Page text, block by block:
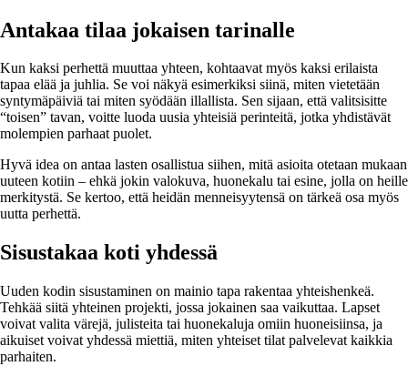
Antakaa tilaa jokaisen tarinalle
Kun kaksi perhettä muuttaa yhteen, kohtaavat myös kaksi erilaista
tapaa elää ja juhlia. Se voi näkyä esimerkiksi siinä, miten vietetään
syntymäpäiviä tai miten syödään illallista. Sen sijaan, että valitsisitte
“toisen” tavan, voitte luoda uusia yhteisiä perinteitä, jotka yhdistävät
molempien parhaat puolet.
Hyvä idea on antaa lasten osallistua siihen, mitä asioita otetaan mukaan
uuteen kotiin – ehkä jokin valokuva, huonekalu tai esine, jolla on heille
merkitystä. Se kertoo, että heidän menneisyytensä on tärkeä osa myös
uutta perhettä.
Sisustakaa koti yhdessä
Uuden kodin sisustaminen on mainio tapa rakentaa yhteishenkeä.
Tehkää siitä yhteinen projekti, jossa jokainen saa vaikuttaa. Lapset
voivat valita värejä, julisteita tai huonekaluja omiin huoneisiinsa, ja
aikuiset voivat yhdessä miettiä, miten yhteiset tilat palvelevat kaikkia
parhaiten.